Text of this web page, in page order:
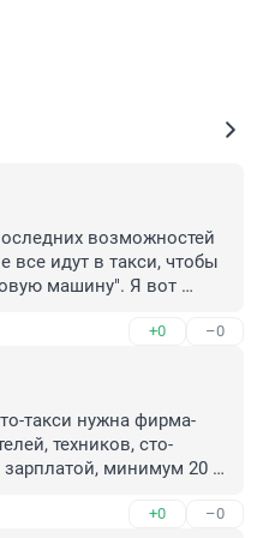
возможностей
все идут в такси, чтобы
машину". Я вот
чуть ни в
хотя бы кушать...
народ своеобразный,
или штрафануть, или
подзаработать, чтоб
с другой стороны -
проститутки и
+0 –0
такси нужна фирма-
техников, сто-
минимум 20
ПОСЛЕ
+0 –0